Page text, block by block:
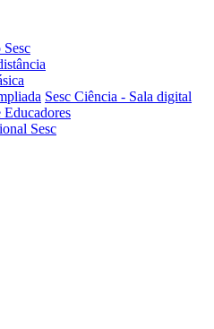
Sesc
Sesc Ciência - Sala digital
Educadores
Sesc